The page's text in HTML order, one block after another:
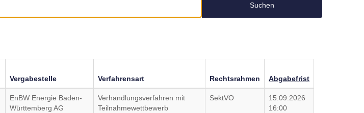
Suchen
Vergabestelle Verfahrensart Rechtsrahmen Abgabefrist
EnBW Energie Baden-
Württemberg AG
Verhandlungsverfahren mit
Teilnahmewettbewerb
SektVO
15.09.2026
16:00